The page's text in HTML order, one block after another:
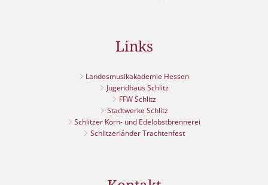
Links
Landesmusikakademie Hessen
Jugendhaus Schlitz
FFW Schlitz
Stadtwerke Schlitz
Schlitzer Korn- und Edelobstbrennerei
Schlitzerländer Trachtenfest